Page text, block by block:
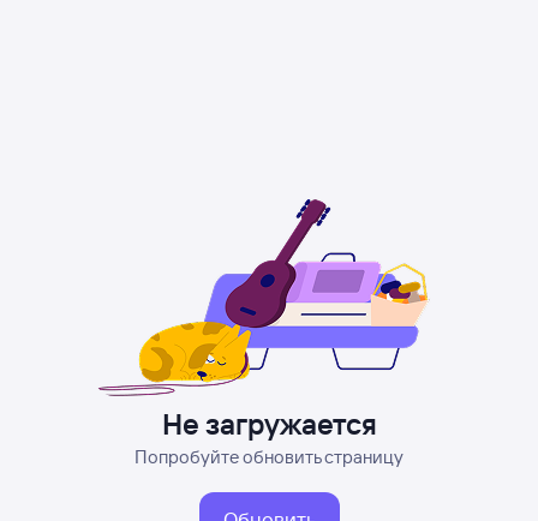
Не загружается
Попробуйте обновить страницу